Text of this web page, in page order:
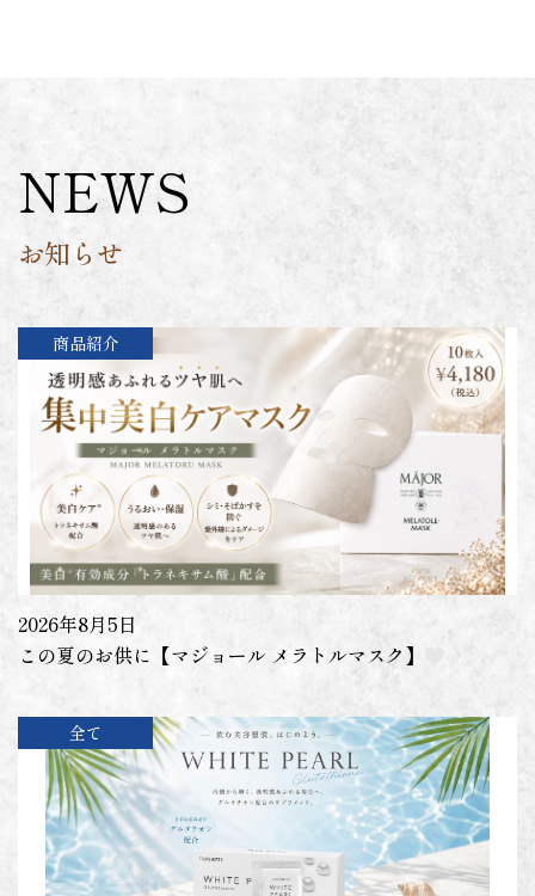
NEWS
お知らせ
商品紹介
2026年8月5日
この夏のお供に【マジョール メラトルマスク】
全て